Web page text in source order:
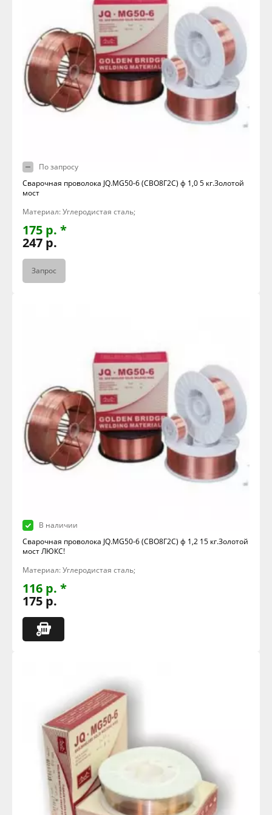
По запросу
Сварочная проволока JQ.MG50-6 (СВО8Г2С) ф 1,0 5 кг.Золотой
мост
Материал: Углеродистая сталь;
175 р. *
247 р.
Запрос
В наличии
Сварочная проволока JQ.MG50-6 (СВО8Г2С) ф 1,2 15 кг.Золотой
мост ЛЮКС!
Материал: Углеродистая сталь;
116 р. *
175 р.